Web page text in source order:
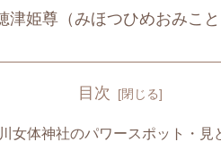
津姫尊（みほつひめおみこ
目次
女体神社のパワースポット・見